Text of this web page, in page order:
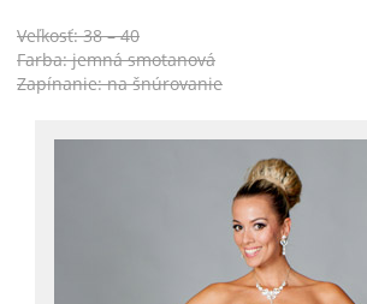
Veľkosť: 38 – 40
Farba: jemná smotanová
Zapínanie: na šnúrovanie